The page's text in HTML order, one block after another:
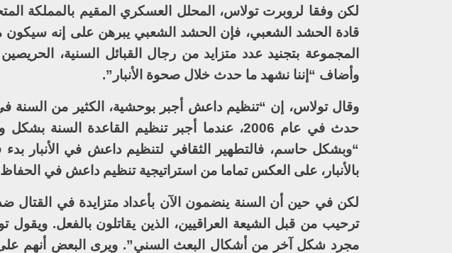
لكن وفقا لروبرت تولاس، المحلل العسكري المقيم بالمملكة
قادة الحشد الشعبي، فإن الحشد الشعبي يبرهن على إنه
المجموعة بتجنيد عدد متزايد من رجال القبائل السنية،
وأضاف “إننا نشهد ما حدث خلال صحوة الأنبار”.
وقال تولاس، إن “تنظيم داعش أجبر بوحشية، الكثير من السنة في
حدث في عام 2006، عندما أجبر تنظيم القاعدة
“وبشكل حاسم، فالتطهير الثقافي لتنظيم داعش في الأنبار
بالأنبار، على العكس تماما من استراتيجية تنظيم داعش في
لكن في حين أن السنة ينضمون الآن بأعداد متزايدة في
ترحيب من قبل الشيعة العراقيين، الذين يقاتلون بالفعل.
مجرد شكل آخر من أشكال البعث السني”. ويرى البعض أنهم